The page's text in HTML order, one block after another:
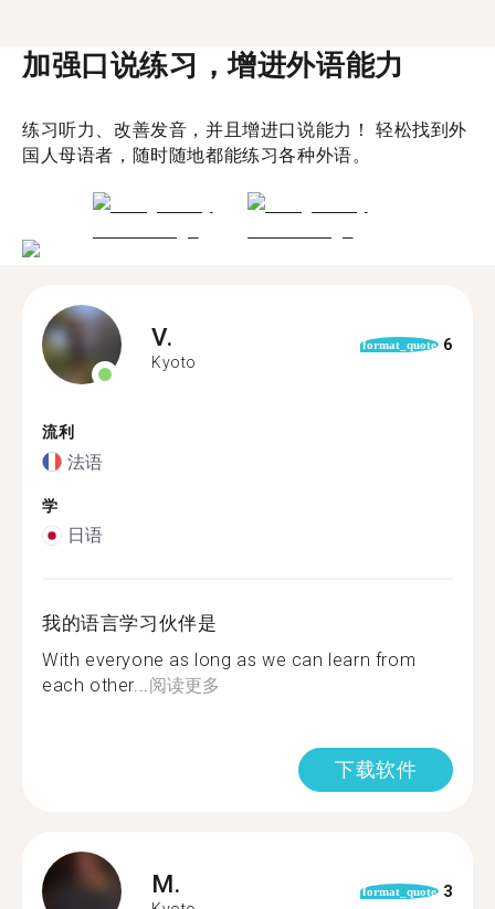
加强口说练习，增进外语能力
练习听力、改善发音，并且增进口说能力！ 轻松找到外
国人母语者，随时随地都能练习各种外语。
V.
Kyoto
format_quote 6
流利
法语
学
日语
我的语言学习伙伴是
With everyone as long as we can learn from
each other...阅读更多
下载软件
M. format_quote 3